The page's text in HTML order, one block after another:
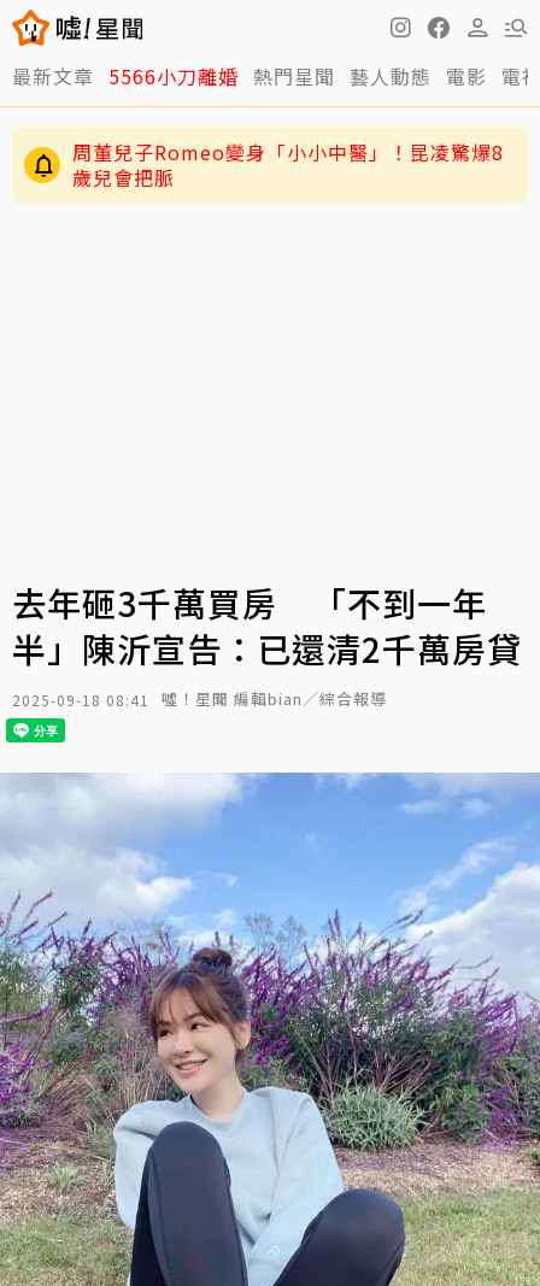
最新文章 5566小刀離婚 熱門星聞 藝人動態 電影 電
周董兒子Romeo變身「小小中醫」！昆凌驚爆8
歲兒會把脈
去年砸3千萬買房 「不到一年
半」陳沂宣告：已還清2千萬房貸
2025-09-18 08:41 噓！星聞 編輯bian／綜合報導